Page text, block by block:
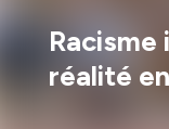
réalité